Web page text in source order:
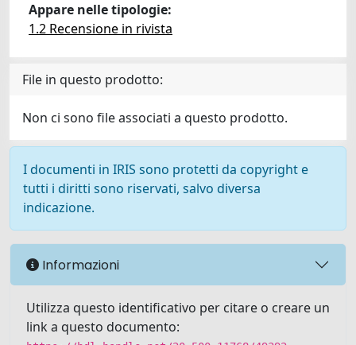
Appare nelle tipologie:
1.2 Recensione in rivista
File in questo prodotto:
Non ci sono file associati a questo prodotto.
I documenti in IRIS sono protetti da copyright e
tutti i diritti sono riservati, salvo diversa
indicazione.
Informazioni
Utilizza questo identificativo per citare o creare un
link a questo documento: